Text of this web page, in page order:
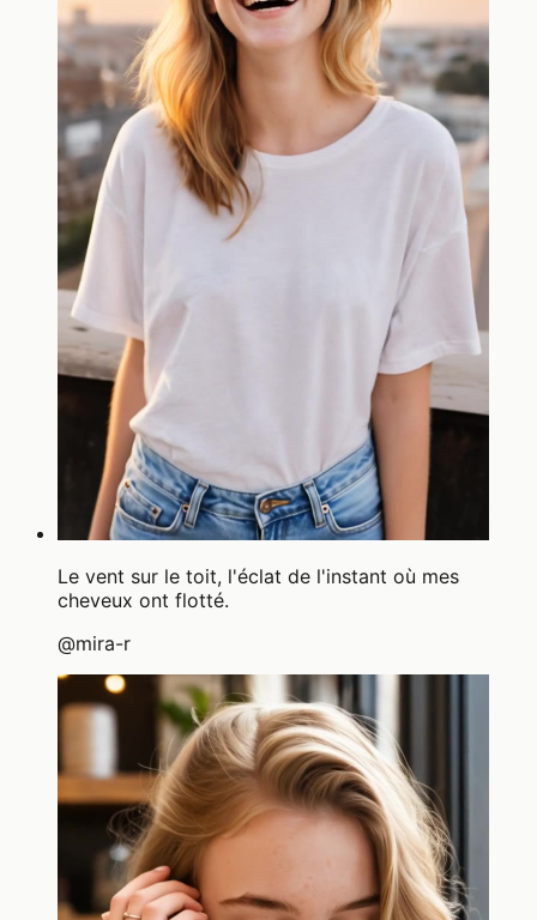
Le vent sur le toit, l'éclat de l'instant où mes
cheveux ont flotté.
@mira-r